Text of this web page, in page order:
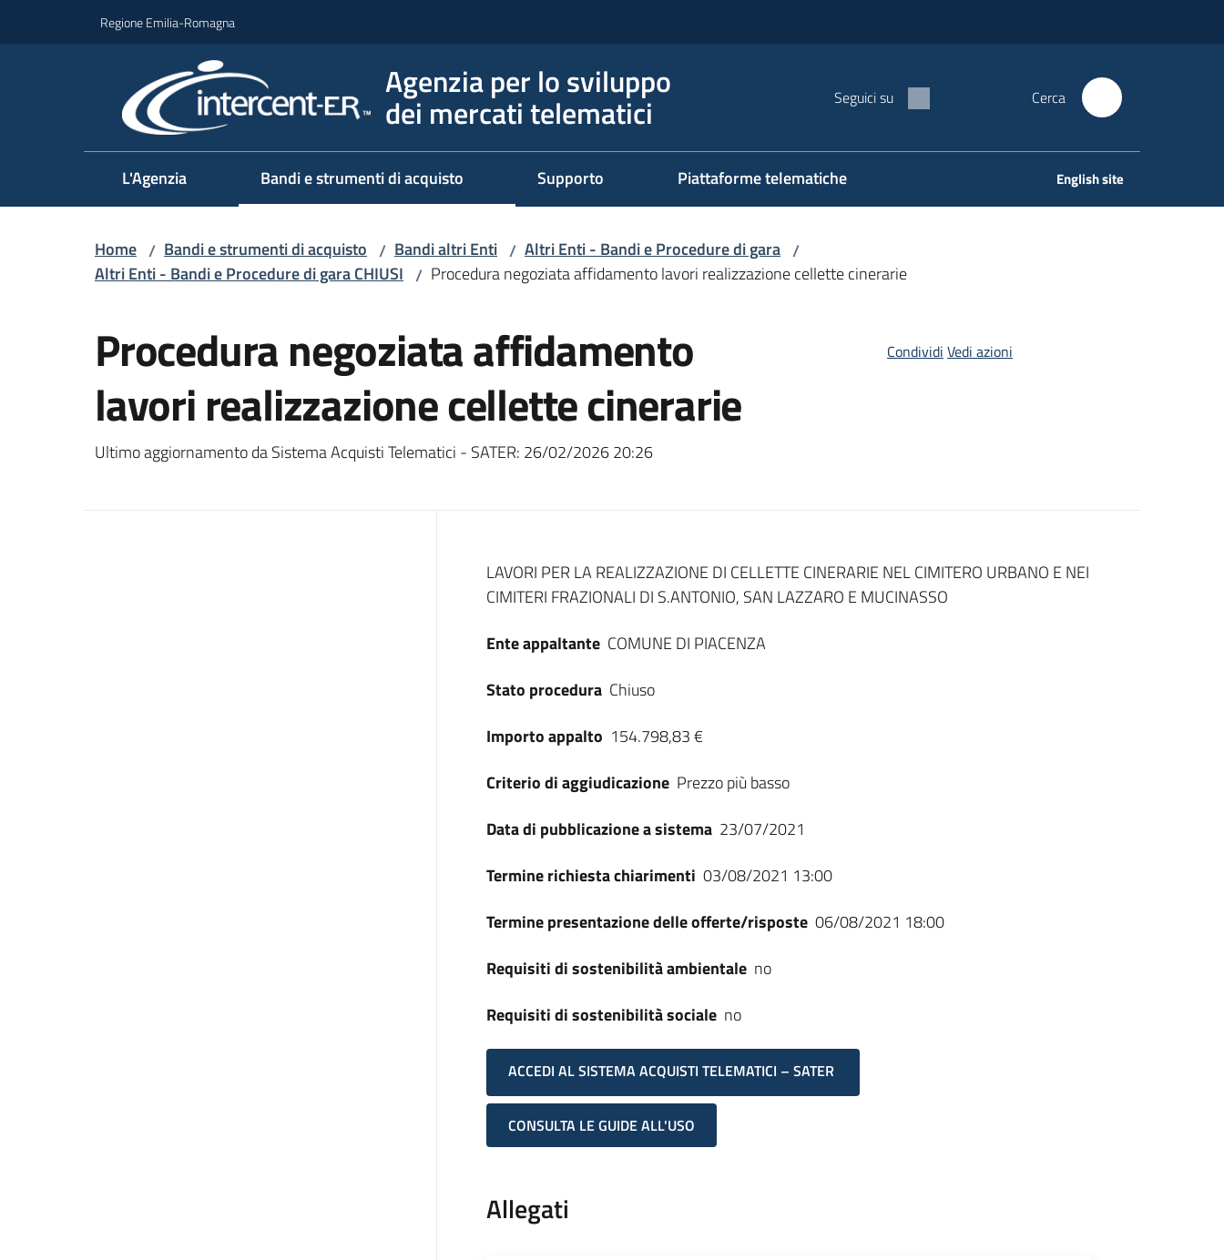
Regione Emilia-Romagna
Agenzia per lo sviluppo
dei mercati telematici Seguici su Cerca
L'Agenzia Bandi e strumenti di acquisto Supporto Piattaforme telematiche English site
Home / Bandi e strumenti di acquisto / Bandi altri Enti / Altri Enti - Bandi e Procedure di gara /
Altri Enti - Bandi e Procedure di gara CHIUSI / Procedura negoziata affidamento lavori realizzazione cellette cinerarie
Procedura negoziata affidamento
lavori realizzazione cellette cinerarie
Ultimo aggiornamento da Sistema Acquisti Telematici - SATER: 26/02/2026 20:26
Condividi Vedi azioni
Dati del bando
LAVORI PER LA REALIZZAZIONE DI CELLETTE CINERARIE NEL CIMITERO URBANO E NEI
CIMITERI FRAZIONALI DI S.ANTONIO, SAN LAZZARO E MUCINASSO
Ente appaltante COMUNE DI PIACENZA
Stato procedura Chiuso
Importo appalto 154.798,83 €
Criterio di aggiudicazione Prezzo più basso
Data di pubblicazione a sistema 23/07/2021
Termine richiesta chiarimenti 03/08/2021 13:00
Termine presentazione delle offerte/risposte 06/08/2021 18:00
Requisiti di sostenibilità ambientale no
Requisiti di sostenibilità sociale no
ACCEDI AL SISTEMA ACQUISTI TELEMATICI – SATER
CONSULTA LE GUIDE ALL'USO
Allegati